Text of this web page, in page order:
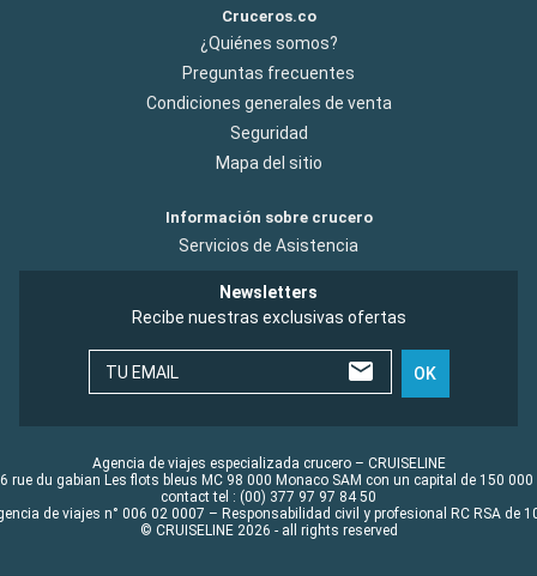
Cruceros.co
¿Quiénes somos?
Preguntas frecuentes
Condiciones generales de venta
Seguridad
Mapa del sitio
Información sobre crucero
Servicios de Asistencia
Newsletters
Recibe nuestras exclusivas ofertas
TU EMAIL OK
Agencia de viajes especializada crucero – CRUISELINE
rue du gabian Les flots bleus MC 98 000 Monaco SAM con un capital de 150 000
contact tel : (00) 377 97 97 84 50
de viajes n° 006 02 0007 – Responsabilidad civil y profesional RC RSA de
© CRUISELINE 2026 - all rights reserved